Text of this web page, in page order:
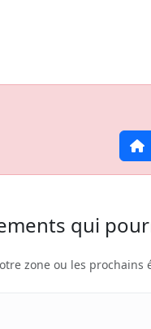
qui
zone ou les prochains